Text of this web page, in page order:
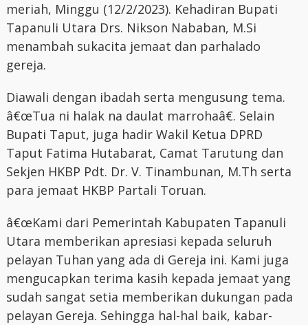
meriah, Minggu (12/2/2023). Kehadiran Bupati
Tapanuli Utara Drs. Nikson Nababan, M.Si
menambah sukacita jemaat dan parhalado
gereja.
Diawali dengan ibadah serta mengusung tema.
â€œTua ni halak na daulat marrohaâ€. Selain
Bupati Taput, juga hadir Wakil Ketua DPRD
Taput Fatima Hutabarat, Camat Tarutung dan
Sekjen HKBP Pdt. Dr. V. Tinambunan, M.Th serta
para jemaat HKBP Partali Toruan.
â€œKami dari Pemerintah Kabupaten Tapanuli
Utara memberikan apresiasi kepada seluruh
pelayan Tuhan yang ada di Gereja ini. Kami juga
mengucapkan terima kasih kepada jemaat yang
sudah sangat setia memberikan dukungan pada
pelayan Gereja. Sehingga hal-hal baik, kabar-